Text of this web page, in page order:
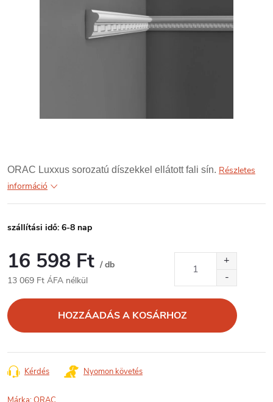
ORAC Luxxus sorozatú díszekkel ellátott fali sín. Részletes
információ
szállítási idő: 6-8 nap
16 598 Ft / db
13 069 Ft ÁFA nélkül
HOZZÁADÁS A KOSÁRHOZ
Kérdés Nyomon követés